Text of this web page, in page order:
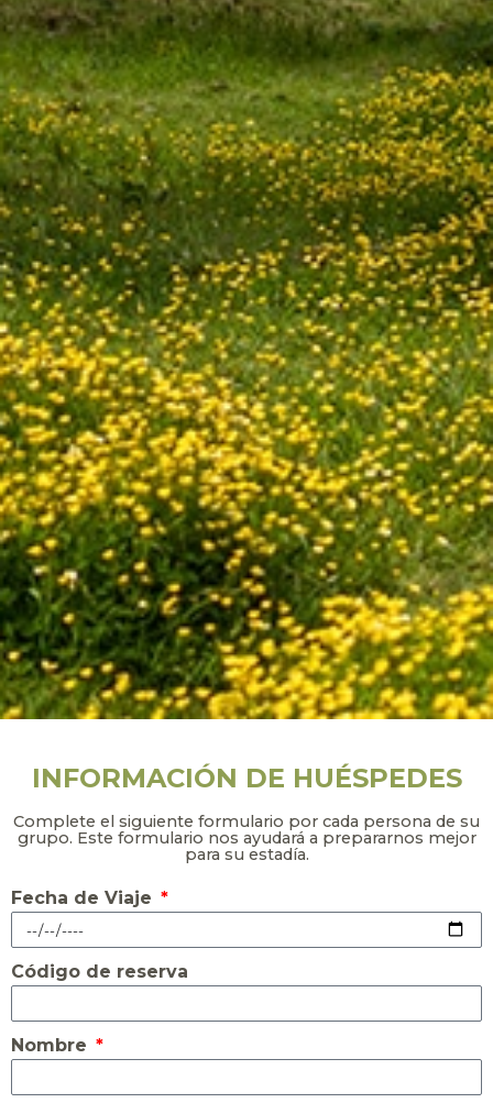
INFORMACIÓN DE HUÉSPEDES
Complete el siguiente formulario por cada persona de su
grupo. Este formulario nos ayudará a prepararnos mejor
para su estadía.
Fecha de Viaje
Código de reserva
Nombre